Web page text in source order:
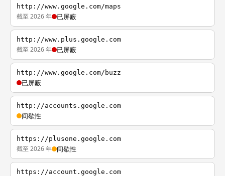
http://www.google.com/maps
截至 2026 年 已屏蔽
http://www.plus.google.com
截至 2026 年 已屏蔽
http://www.google.com/buzz
已屏蔽
http://accounts.google.com
间歇性
https://plusone.google.com
截至 2026 年 间歇性
https://account.google.com